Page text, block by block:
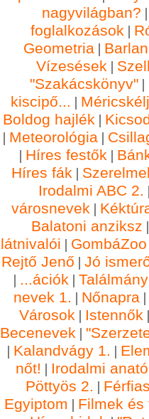
nagyvilágban?
foglalkozások |
Geometria|
Vízesések |
"Szakácskönyv" |
kiscipő... |
Boldog hajlék |
| Meteorológia|
| Híres festők |
Híres fák |
Irodalmi ABC 2.
városnevek |
Balatoni anziksz
látnivalói |
Rejtő Jenő | Jó
| ...ációk |
nevek 1. | Nőnapra|
Városok | Istennők
Becenevek |
| Kalandvágy 1. |
nőt! | Irodalmi
Pöttyös 2. |
Egyiptom | Filmek és